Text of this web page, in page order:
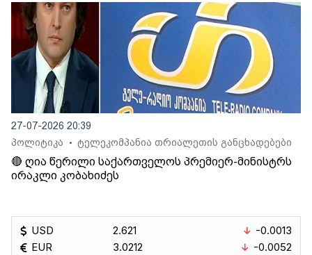
27-07-2026 20:39
პოლიტიკა
• ტელეკომპანია თრიალეთის განცხადებები
🔴 ღია წერილი საქართველოს პრემიერ-მინისტრს
ირაკლი კობახიძეს
USD
EUR
2.621
3.0212
-0.0013
-0.0052